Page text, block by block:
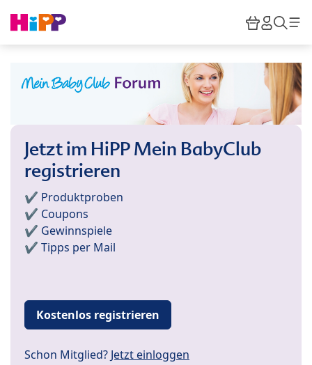
HiPP
Jetzt im HiPP Mein BabyClub
registrieren
✔️ Produktproben
✔️ Coupons
✔️ Gewinnspiele
✔️ Tipps per Mail
Kostenlos registrieren
Schon Mitglied? Jetzt einloggen